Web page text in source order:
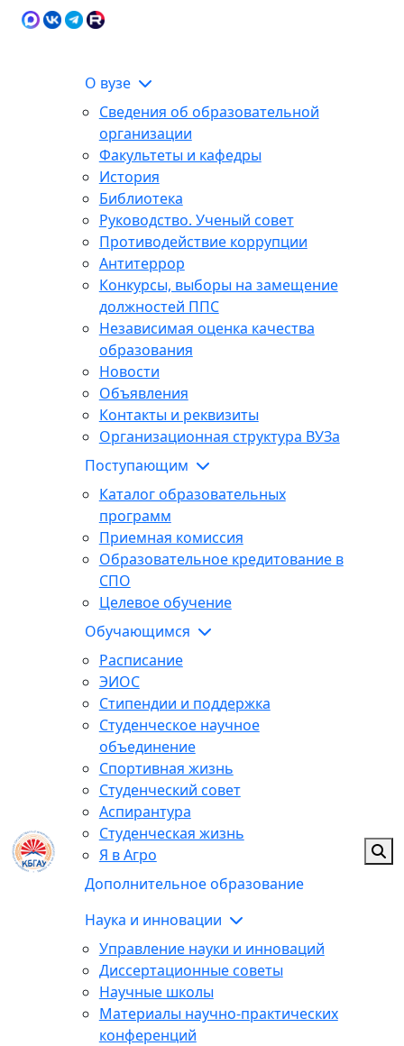
О вузе
Сведения об образовательной
организации
Факультеты и кафедры
История
Библиотека
Руководство. Ученый совет
Противодействие коррупции
Антитеррор
Конкурсы, выборы на замещение
должностей ППС
Независимая оценка качества
образования
Новости
Объявления
Контакты и реквизиты
Организационная структура ВУЗа
Поступающим
Каталог образовательных
программ
Приемная комиссия
Образовательное кредитование в
СПО
Целевое обучение
Обучающимся
Расписание
ЭИОС
Стипендии и поддержка
Студенческое научное
объединение
Спортивная жизнь
Студенческий совет
Аспирантура
Студенческая жизнь
Я в Агро
Дополнительное образование
Наука и инновации
Управление науки и инноваций
Диссертационные советы
Научные школы
Материалы научно-практических
конференций